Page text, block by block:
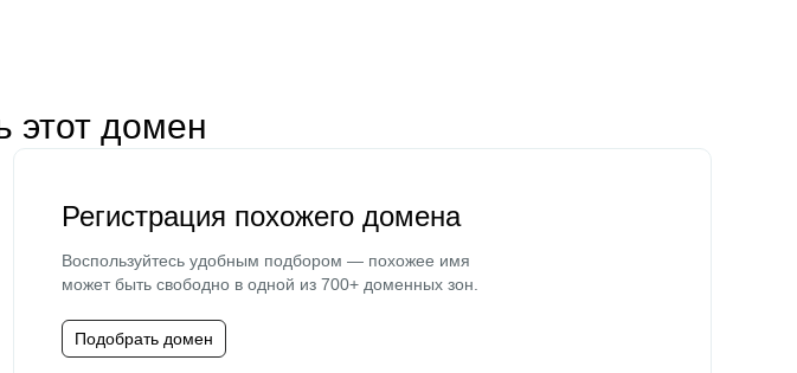
этот домен
Регистрация похожего домена
Воспользуйтесь удобным подбором — похожее имя
может быть свободно в одной из 700+ доменных зон.
Подобрать домен